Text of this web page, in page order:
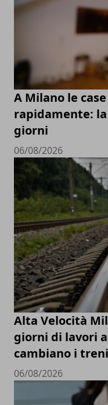
A Milano le
rapidamente: la
giorni
06/08/2026
Alta Velocità
giorni di lavori
cambiano i treni
06/08/2026